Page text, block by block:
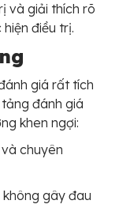
và giải thích rõ
điều trị.
giá rất tích
đánh giá
khen ngợi:
chuyên
gây đau